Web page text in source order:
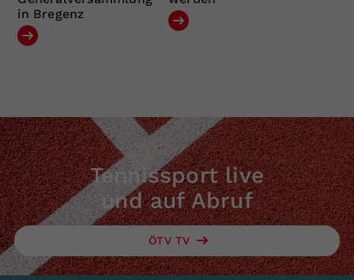
in Bregenz
Tennissport live
und auf Abruf
ÖTV TV